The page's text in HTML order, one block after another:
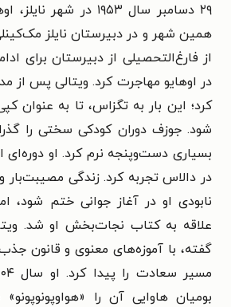
۲۹ دسامبر سال ۱۹۵۳ در
همین شهر و در دبیرستان نایلز
از فارغ‌التحصیلی از دبیرستان برای
در اوهایو مهاجرت کرد. ویتالی پس از
کرد؛ این بار به تگزاس، تا به عنوان
شود. جوزف دوران کودکی سختی را
بسیاری دست‌وپنجه نرم کرد. او دوره‌ای
در دالاس تجربه کرد. زندگی مصیبت‌بار
نابودی او در آغاز جوانی ختم شود،
علاقه به کتاب نجات‌بخش او شد.
گفته، با آموزه‌های معنوی و قانون
بومیان هاوایی آن را